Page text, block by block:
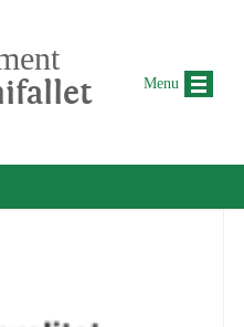
Menu